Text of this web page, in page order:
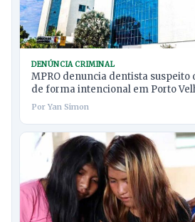
DENÚNCIA CRIMINAL
MPRO denuncia dentista
de forma intencional em Porto
Por Yan Simon